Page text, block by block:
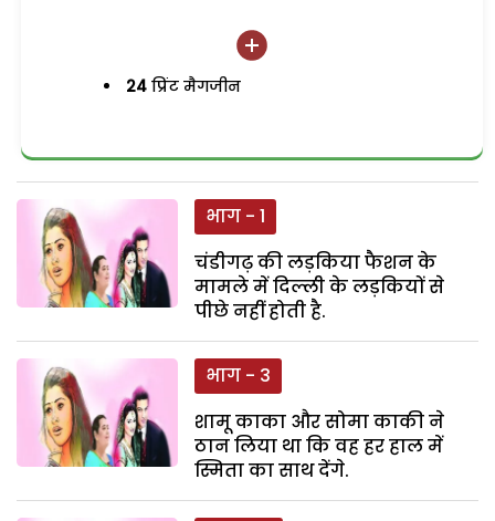
24 प्रिंट मैगजीन
भाग - 1
चंडीगढ़ की लड़किया फैशन के
मामले में दिल्ली के लड़कियों से
पीछे नहीं होती है.
भाग - 3
शामू काका और सोमा काकी ने
ठान लिया था कि वह हर हाल में
स्मिता का साथ देंगे.